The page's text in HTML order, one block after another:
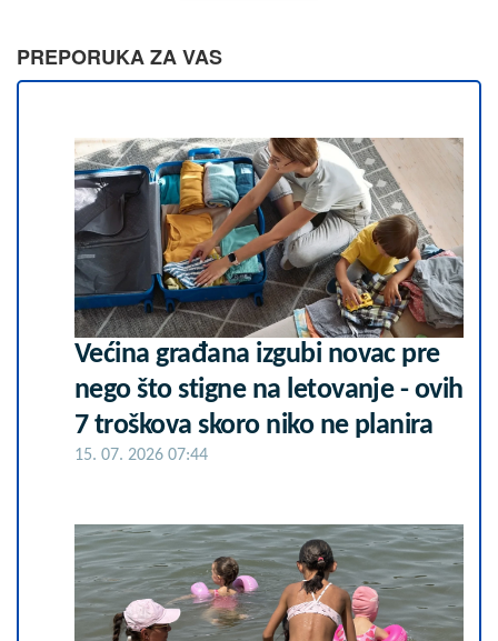
PREPORUKA ZA VAS
Većina građana izgubi novac pre
nego što stigne na letovanje - ovih
7 troškova skoro niko ne planira
15. 07. 2026 07:44